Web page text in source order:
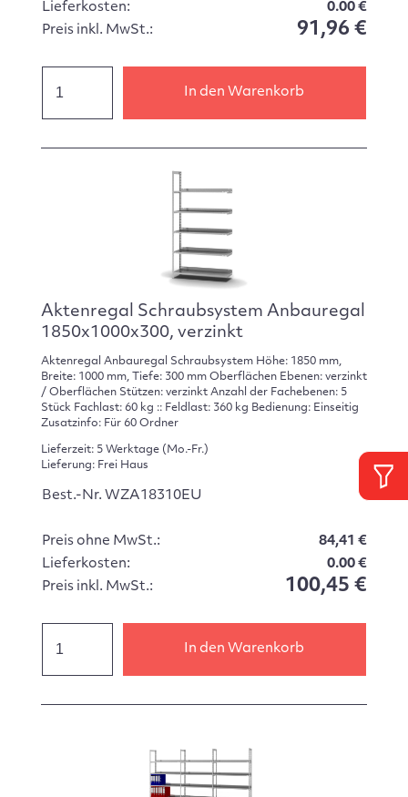
Lieferkosten:
0.00 €
Preis inkl. MwSt.:
91,96 €
In den Warenkorb
Aktenregal Schraubsystem Anbauregal
1850x1000x300, verzinkt
Aktenregal Anbauregal Schraubsystem Höhe: 1850 mm,
Breite: 1000 mm, Tiefe: 300 mm Oberflächen Ebenen: verzinkt
/ Oberflächen Stützen: verzinkt Anzahl der Fachebenen: 5
Stück Fachlast: 60 kg :: Feldlast: 360 kg Bedienung: Einseitig
Zusatzinfo: Für 60 Ordner
Lieferzeit: 5 Werktage (Mo.-Fr.)
Lieferung: Frei Haus
Best.-Nr. WZA18310EU
Preis ohne MwSt.:
84,41 €
Lieferkosten:
0.00 €
Preis inkl. MwSt.:
100,45 €
In den Warenkorb